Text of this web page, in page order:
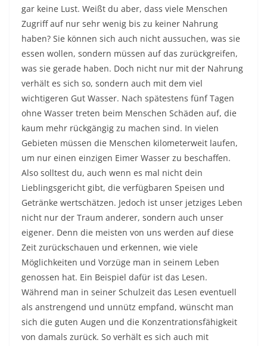
gar keine Lust. Weißt du aber, dass viele Menschen
Zugriff auf nur sehr wenig bis zu keiner Nahrung
haben? Sie können sich auch nicht aussuchen, was sie
essen wollen, sondern müssen auf das zurückgreifen,
was sie gerade haben. Doch nicht nur mit der Nahrung
verhält es sich so, sondern auch mit dem viel
wichtigeren Gut Wasser. Nach spätestens fünf Tagen
ohne Wasser treten beim Menschen Schäden auf, die
kaum mehr rückgängig zu machen sind. In vielen
Gebieten müssen die Menschen kilometerweit laufen,
um nur einen einzigen Eimer Wasser zu beschaffen.
Also solltest du, auch wenn es mal nicht dein
Lieblingsgericht gibt, die verfügbaren Speisen und
Getränke wertschätzen. Jedoch ist unser jetziges Leben
nicht nur der Traum anderer, sondern auch unser
eigener. Denn die meisten von uns werden auf diese
Zeit zurückschauen und erkennen, wie viele
Möglichkeiten und Vorzüge man in seinem Leben
genossen hat. Ein Beispiel dafür ist das Lesen.
Während man in seiner Schulzeit das Lesen eventuell
als anstrengend und unnütz empfand, wünscht man
sich die guten Augen und die Konzentrationsfähigkeit
von damals zurück. So verhält es sich auch mit